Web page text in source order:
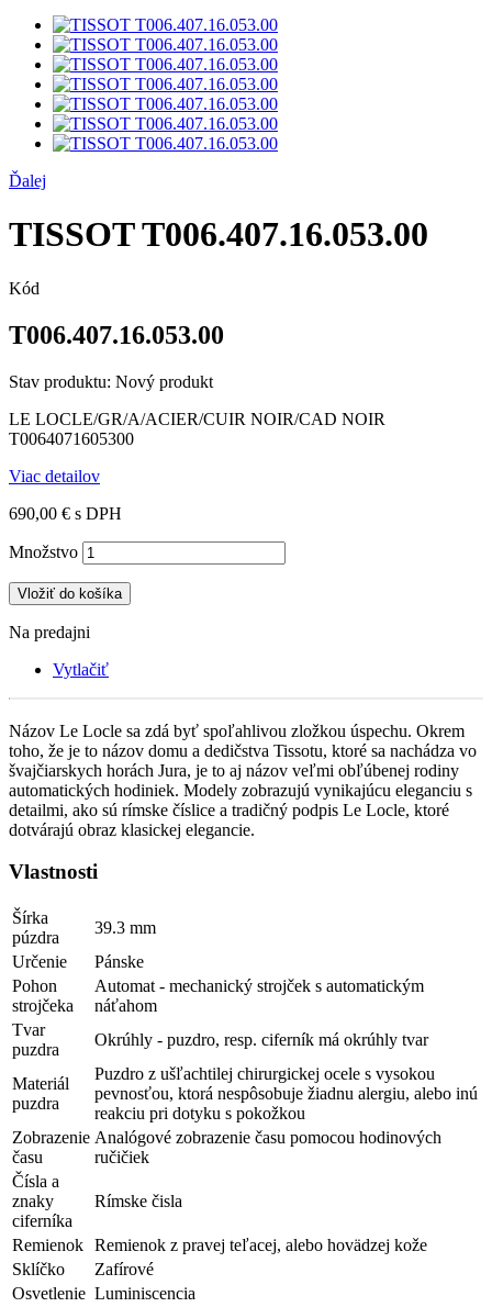
Ďalej
TISSOT T006.407.16.053.00
Kód
T006.407.16.053.00
Stav produktu: Nový produkt
LE LOCLE/GR/A/ACIER/CUIR NOIR/CAD NOIR
T0064071605300
Viac detailov
690,00 € s DPH
Množstvo
Vložiť do košíka
Na predajni
Vytlačiť
Názov Le Locle sa zdá byť spoľahlivou zložkou úspechu. Okrem
toho, že je to názov domu a dedičstva Tissotu, ktoré sa nachádza vo
švajčiarskych horách Jura, je to aj názov veľmi obľúbenej rodiny
automatických hodiniek. Modely zobrazujú vynikajúcu eleganciu s
detailmi, ako sú rímske číslice a tradičný podpis Le Locle, ktoré
dotvárajú obraz klasickej elegancie.
Vlastnosti
Šírka
púzdra
39.3 mm
Určenie
Pánske
Pohon
strojčeka
Automat - mechanický strojček s automatickým
náťahom
Tvar
puzdra
Okrúhly - puzdro, resp. ciferník má okrúhly tvar
Materiál
puzdra
Puzdro z ušľachtilej chirurgickej ocele s vysokou
pevnosťou, ktorá nespôsobuje žiadnu alergiu, alebo inú
reakciu pri dotyku s pokožkou
Zobrazenie
času
Analógové zobrazenie času pomocou hodinových
ručičiek
Čísla a
znaky
ciferníka
Rímske čisla
Remienok Remienok z pravej teľacej, alebo hovädzej kože
Sklíčko
Zafírové
Osvetlenie Luminiscencia